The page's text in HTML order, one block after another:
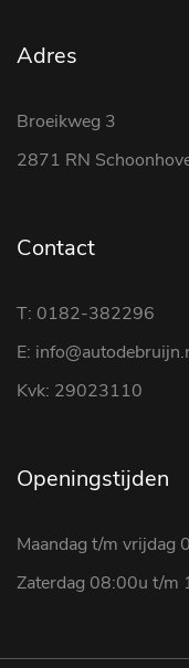
Adres
Broeikweg 3
2871 RN
Contact
T: 0182-382296
E:
Kvk: 29023110
Openingstijden
Maandag t/m vrijdag
Zaterdag 08:00u t/m